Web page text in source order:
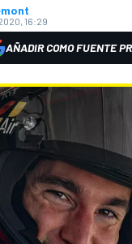
16:29
AÑADIR COMO FUENTE